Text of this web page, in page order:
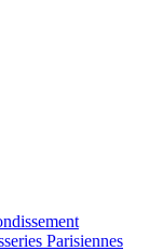
Parisiennes